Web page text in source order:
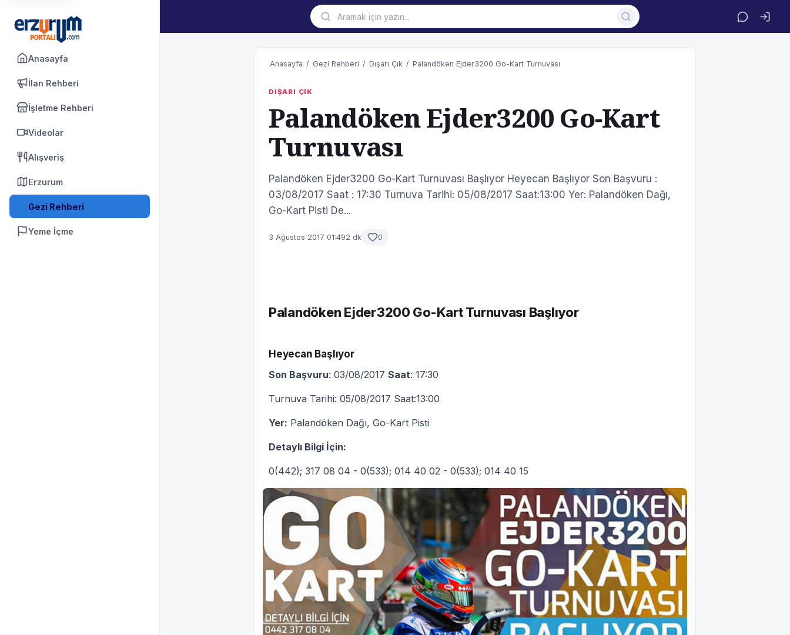
Anasayfa
İlan Rehberi
İşletme Rehberi
Videolar
Alışveriş
Erzurum
Gezi Rehberi
Yeme İçme
Anasayfa / Gezi Rehberi / Dışarı Çık / Palandöken Ejder3200 Go-Kart Turnuvası
DIŞARI ÇIK
Palandöken Ejder3200 Go-Kart
Turnuvası
Palandöken Ejder3200 Go-Kart Turnuvası Başlıyor Heyecan Başlıyor Son Başvuru :
03/08/2017 Saat : 17:30 Turnuva Tarihi: 05/08/2017 Saat:13:00 Yer: Palandöken Dağı,
Go-Kart Pisti De...
3 Ağustos 2017 01:492 dk 0
Palandöken Ejder3200 Go-Kart Turnuvası Başlıyor
Heyecan Başlıyor
Son Başvuru: 03/08/2017 Saat: 17:30
Turnuva Tarihi: 05/08/2017 Saat:13:00
Yer: Palandöken Dağı, Go-Kart Pisti
Detaylı Bilgi İçin:
0(442); 317 08 04 - 0(533); 014 40 02 - 0(533); 014 40 15